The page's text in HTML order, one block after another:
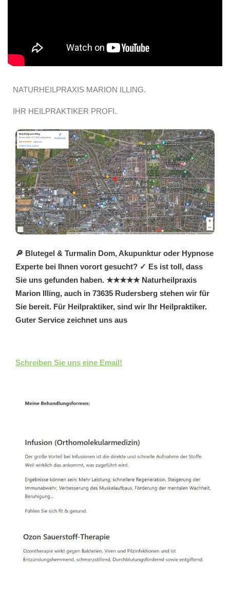
NATURHEILPRAXIS MARION ILLING.
IHR HEILPRAKTIKER PROFI.
🔎 Blutegel & Turmalin Dom, Akupunktur oder Hypnose
Experte bei Ihnen vorort gesucht? ✓ Es ist toll, dass
Sie uns gefunden haben. ★★★★★ Naturheilpraxis
Marion Illing, auch in 73635 Rudersberg stehen wir für
Sie bereit. Für Heilpraktiker, sind wir Ihr Heilpraktiker.
Guter Service zeichnet uns aus
Schreiben Sie uns eine Email!